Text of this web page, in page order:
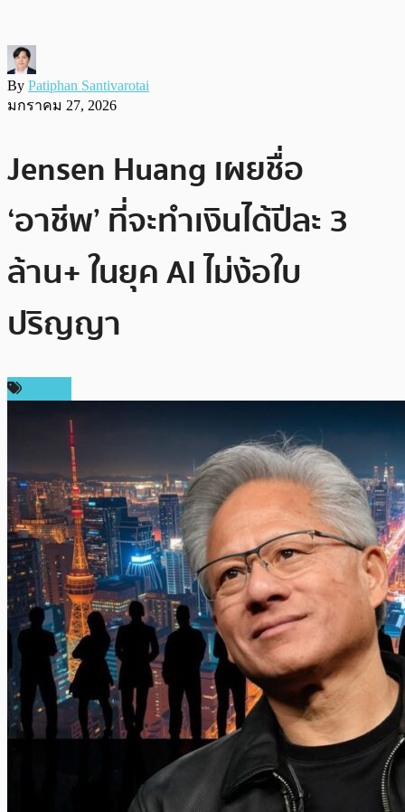
By Patiphan Santivarotai
มกราคม 27, 2026
Jensen Huang เผยชื่อ
‘อาชีพ’ ที่จะทำเงินได้ปีละ 3
ล้าน+ ในยุค AI ไม่ง้อใบ
ปริญญา